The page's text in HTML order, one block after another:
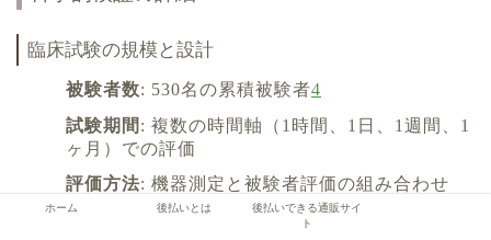
臨床試験の規模と設計
被験者数: 530名の累積被験者4
試験期間 : 複数の時間軸（1時間、1日、1週間、1
ヶ月）での評価
評価方法: 機器測定と被験者評価の組み合わせ
統計解析
: 生物統計学者による厳格なデータ検証
ホーム 後払いとは
後払いできる通販サイ
ト